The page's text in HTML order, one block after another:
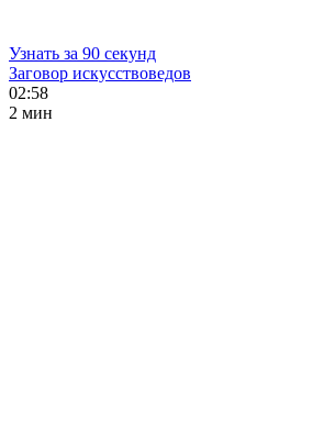
Узнать за 90 секунд
Заговор искусствоведов
02:58
2 мин